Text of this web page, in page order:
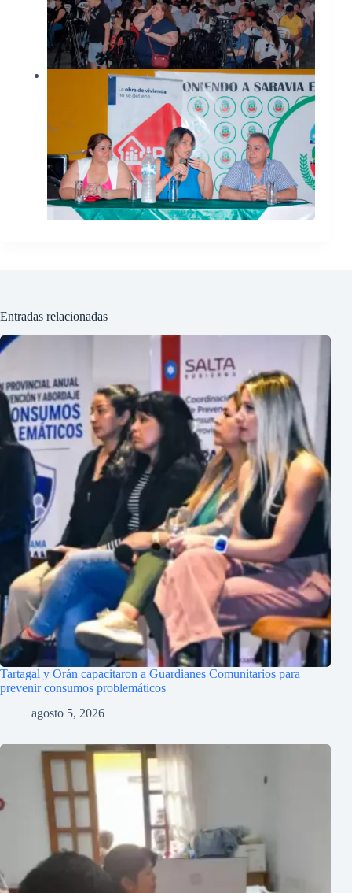
Entradas relacionadas
Tartagal y Orán capacitaron a Guardianes Comunitarios para
prevenir consumos problemáticos
agosto 5, 2026